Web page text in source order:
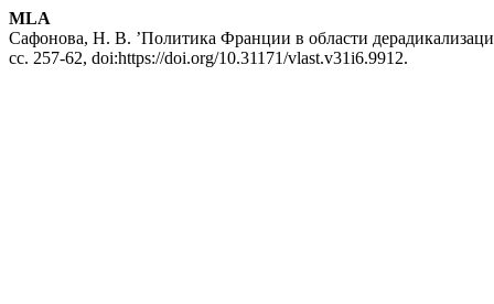
MLA
Сафонова, Н. В. ’Политика Франции в области
сс. 257-62, doi:https://doi.org/10.31171/vlast.v31i6.9912.